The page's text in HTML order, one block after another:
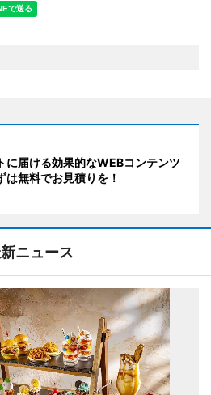
に届ける効果的なWEBコンテンツ
は無料でお見積りを！
ニュース